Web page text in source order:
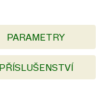
PARAMETRY
PŘÍSLUŠENSTVÍ